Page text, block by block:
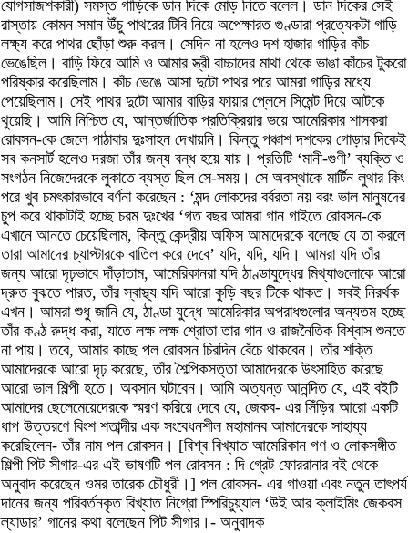
যোগসাজশকারী) সমস্ত গাড়িকে ডান দিকে মোড় নিতে বলেল। ডান দিকের সেই
রাস্তায় কোমন সমান উঁচু পাথরের টিবি নিয়ে অপেক্ষারত গুণ্ডারা প্রত্যেকটা গাড়ি
লক্ষ্য করে পাথর ছোঁড়া শুরু করল। সেদিন না হলেও দশ হাজার গাড়ির কাঁচ
ভেঙেছিল। বাড়ি ফিরে আমি ও আমার স্ত্রী বাচ্চাদের মাথা থেকে ভাঙা কাঁচের টুকরো
পরিষ্কার করেছিলাম। কাঁচ ভেঙে আসা দুটো পাথর পরে আমরা গাড়ির মধ্যে
পেয়েছিলাম। সেই পাথর দুটো আমার বাড়ির ফায়ার প্লেসে সিমেন্ট দিয়ে আটকে
থুয়েছি। আমি নিশ্চিত যে, আন্তর্জাতিক প্রতিক্রিয়ার ভয়ে আমেরিকার শাসকরা
রোবসন-কে জেলে পাঠাবার দুঃসাহন দেখায়নি। কিন্তু পঞ্চাশ দশকের গোড়ার দিকেই
সব কনসার্ট হলেও দরজা তাঁর জন্য বন্ধ হয়ে যায়। প্রতিটি ‘মানী-গুণী’ ব্যক্তি ও
সংগঠন নিজেদেরকে লুকাতে ব্যস্ত ছিল সে-সময়। সে অবস্থাকে মার্টিন লুথার কিং
পরে খুব চমৎকারভাবে বর্ণনা করেছেন : ‘মন্দ লোকদের বর্বরতা নয় বরং ভাল মানুষদের
চুপ করে থাকাটাই হচ্ছে চরম দুঃখের ‘গত বছর আমরা গান গাইতে রোবসন-কে
এখানে আনতে চেয়েছিলাম, কিন্তু কেন্দ্রীয় অফিস আমাদেরকে বলেছে যে তা করলে
তারা আমাদের চ্যাপ্টারকে বাতিল করে দেবে’ যদি, যদি, যদি। আমরা যদি তাঁর
জন্য আরো দৃঢ়ভাবে দাঁড়াতাম, আমেরিকানরা যদি ঠাণ্ডাযুদ্ধের মিথ্যাগুলোকে আরো
দ্রুত বুঝতে পারত, তাঁর স্বাস্থ্য যদি আরো কুড়ি বছর টিকে থাকত। সবই নিরর্থক
এখন। আমরা শুধু জানি যে, ঠাণ্ডা যুদ্ধে আমেরিকার অপরাধগুলোর অন্যতম হচ্ছে
তাঁর কণ্ঠ রুদ্ধ করা, যাতে লক্ষ লক্ষ শ্রোতা তার গান ও রাজনৈতিক বিশ্বাস শুনতে
না পায়। তবে, আমার কাছে পল রোবসন চিরদিন বেঁচে থাকবেন। তাঁর শক্তি
আমাদেরকে আরো দৃঢ় করেছে, তাঁর শৈল্পিকসত্তা আমাদেরকে উৎসাহিত করেছে
আরো ভাল শিল্পী হতে। অবসান ঘটাবেন। আমি অত্যন্ত আনন্দিত যে, এই বইটি
আমাদের ছেলেমেয়েদেরকে স্মরণ করিয়ে দেবে যে, জেকব- এর সিঁড়ির আরো একটি
ধাপ উত্তরণে বিংশ শতাব্দীর এক সংবেধনশীল মহামানব আমাদেরকে সাহায্য
করেছিলেন- তাঁর নাম পল রোবসন। [বিশ্ব বিখ্যাত আমেরিকান গণ ও লোকসঙ্গীত
শিল্পী পিট সীগার-এর এই ভাষণটি পল রোবসন : দি গ্রেট ফোররানার বই থেকে
অনুবাদ করেছেন ওমর তারেক চৌধুরী।] পল রোবসন- এর গাওয়া এবং নতুন তাৎপর্য
দানের জন্য পরিবর্তনকৃত বিখ্যাত নিগ্রো স্পিরিচুয়্যাল ‘উই আর ক্লাইমিং জেকবস
ল্যাডার’ গানের কথা বলেছেন পিট সীগার।- অনুবাদক